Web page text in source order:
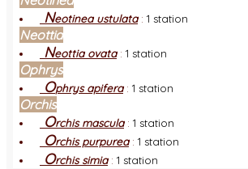
Neotinea ustulata: 1 station
Neottia
Neottia ovata: 1 station
Ophrys
Ophrys apifera: 1 station
Orchis
Orchis mascula: 1 station
Orchis purpurea: 1 station
Orchis simia: 1 station